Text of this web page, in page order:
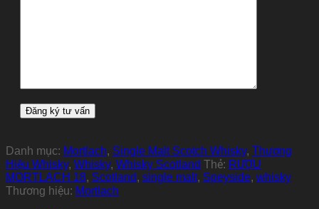
Danh mục: Mortlach, Single Malt Scotch Whisky, Thương
Hiệu Whisky, Whisky, Whisky Scotland Thẻ: RƯỢU
MORTLACH 18, Scotland, single malt, Speyside, whisky
Thương hiệu: Mortlach